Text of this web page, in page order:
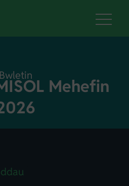
Bwletin
Mehefin